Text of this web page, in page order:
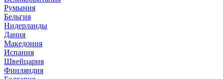
Румыния
Бельгия
Нидерланды
Дания
Македония
Испания
Швейцария
Финляндия